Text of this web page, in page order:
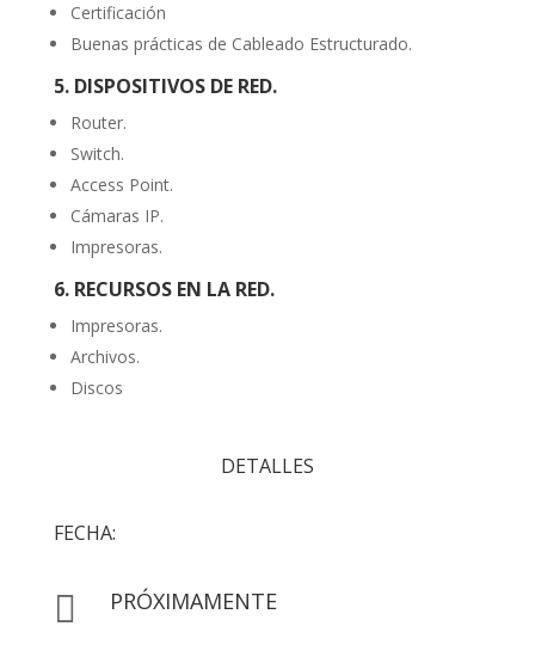
Certificación
Buenas prácticas de Cableado Estructurado.
5. DISPOSITIVOS DE RED.
Router.
Switch.
Access Point.
Cámaras IP.
Impresoras.
6. RECURSOS EN LA RED.
Impresoras.
Archivos.
Discos
DETALLES
FECHA:
 PRÓXIMAMENTE